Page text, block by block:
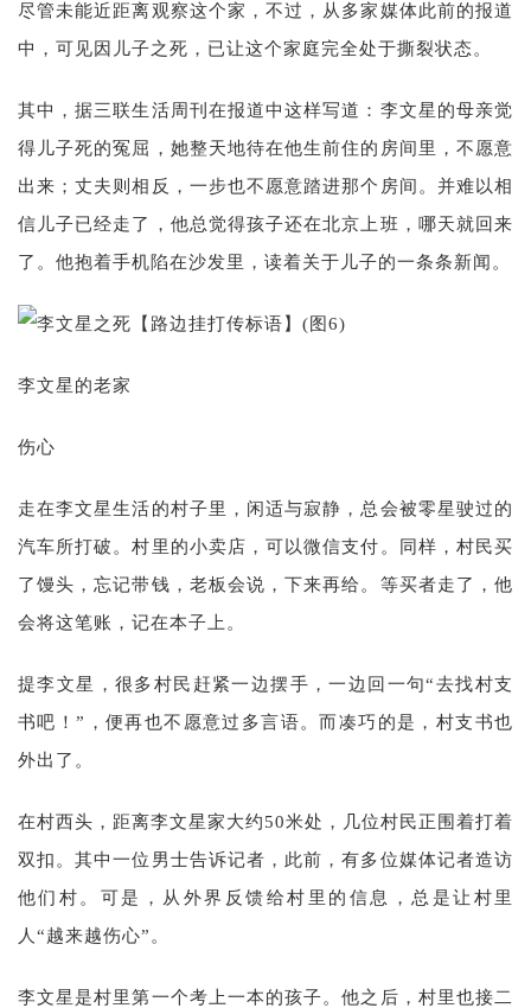
尽管未能近距离观察这个家，不过，从多家媒体此前的报道
中，可见因儿子之死，已让这个家庭完全处于撕裂状态。
其中，据三联生活周刊在报道中这样写道：李文星的母亲觉
得儿子死的冤屈，她整天地待在他生前住的房间里，不愿意
出来；丈夫则相反，一步也不愿意踏进那个房间。并难以相
信儿子已经走了，他总觉得孩子还在北京上班，哪天就回来
了。他抱着手机陷在沙发里，读着关于儿子的一条条新闻。
李文星的老家
伤心
走在李文星生活的村子里，闲适与寂静，总会被零星驶过的
汽车所打破。村里的小卖店，可以微信支付。同样，村民买
了馒头，忘记带钱，老板会说，下来再给。等买者走了，他
会将这笔账，记在本子上。
提李文星，很多村民赶紧一边摆手，一边回一句“去找村支
书吧！”，便再也不愿意过多言语。而凑巧的是，村支书也
外出了。
在村西头，距离李文星家大约50米处，几位村民正围着打着
双扣。其中一位男士告诉记者，此前，有多位媒体记者造访
他们村。可是，从外界反馈给村里的信息，总是让村里
人“越来越伤心”。
李文星是村里第一个考上一本的孩子。他之后，村里也接二